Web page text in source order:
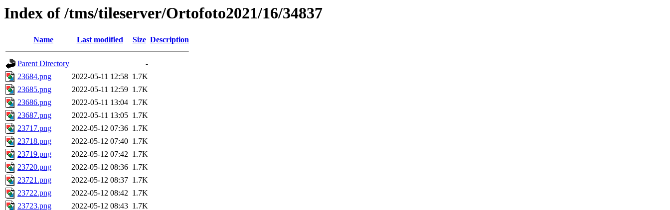
Index of /tms/tileserver/Ortofoto2021/16/34837
Name Last modified Size Description
Parent Directory
-
23684.png
2022-05-11 12:58 1.7K
23685.png
2022-05-11 12:59 1.7K
23686.png
2022-05-11 13:04 1.7K
23687.png
2022-05-11 13:05 1.7K
23717.png
2022-05-12 07:36 1.7K
23718.png
2022-05-12 07:40 1.7K
23719.png
2022-05-12 07:42 1.7K
23720.png
2022-05-12 08:36 1.7K
23721.png
2022-05-12 08:37 1.7K
23722.png
2022-05-12 08:42 1.7K
23723.png
2022-05-12 08:43 1.7K